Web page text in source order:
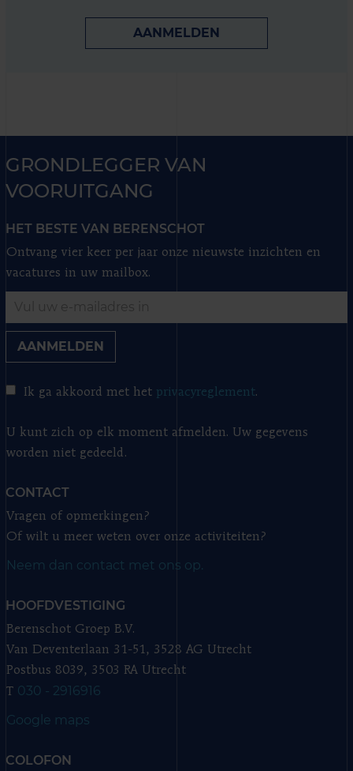
AANMELDEN
GRONDLEGGER VAN
VOORUITGANG
HET BESTE VAN BERENSCHOT
Ontvang vier keer per jaar onze nieuwste inzichten en
vacatures in uw mailbox.
AANMELDEN
Ik ga akkoord met het privacyreglement.
U kunt zich op elk moment afmelden. Uw gegevens
worden niet gedeeld.
CONTACT
Vragen of opmerkingen?
Of wilt u meer weten over onze activiteiten?
Neem dan contact met ons op.
HOOFDVESTIGING
Berenschot Groep B.V.
Van Deventerlaan 31-51, 3528 AG Utrecht
Postbus 8039, 3503 RA Utrecht
T 030 - 2916916
Google maps
COLOFON